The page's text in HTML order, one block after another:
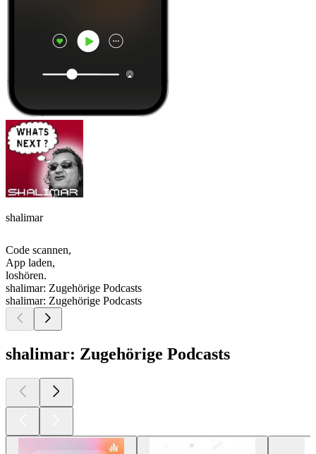
shalimar
Code scannen,
App laden,
loshören.
shalimar: Zugehörige Podcasts
shalimar: Zugehörige Podcasts
shalimar: Zugehörige Podcasts